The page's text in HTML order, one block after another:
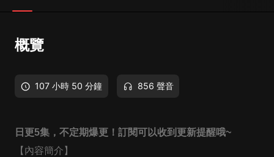
概覽
107 小時 50 分鐘 856 聲音
日更5集，不定期爆更！訂閱可以收到更新提醒哦~
【內容簡介】